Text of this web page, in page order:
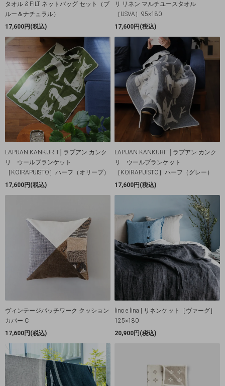
タオル & FILT ネットバッグ セット（ブ
ルー＆ナチュラル）
17,600円(税込)
リ リネン マルチユースタオル
［USVA］95×180
17,600円(税込)
LAPUAN KANKURIT│ラプアン カンク
リ ウールブランケット
［KOIRAPUISTO］ハーフ（オリーブ）
17,600円(税込)
LAPUAN KANKURIT│ラプアン カンク
リ ウールブランケット
［KOIRAPUISTO］ハーフ（グレー）
17,600円(税込)
ヴィンテージパッチワーク クッション
カバー C
17,600円(税込)
lino e lina | リネンケット［ヴァーグ］
125×180
20,900円(税込)